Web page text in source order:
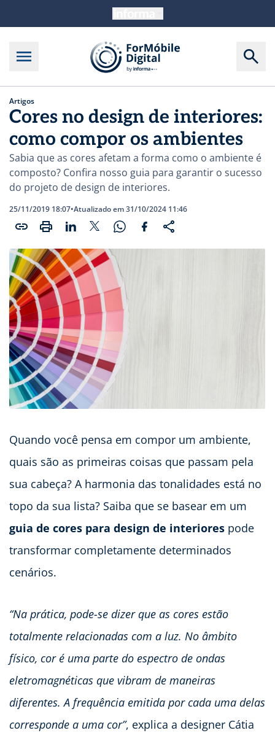
Artigos
Cores no design de interiores:
como compor os ambientes
Sabia que as cores afetam a forma como o ambiente é
composto? Confira nosso guia para garantir o sucesso
do projeto de design de interiores.
25/11/2019 18:07•Atualizado em 31/10/2024 11:46
Quando você pensa em compor um ambiente,
quais são as primeiras coisas que passam pela
sua cabeça? A harmonia das tonalidades está no
topo da sua lista? Saiba que se basear em um
guia de cores para design de interiores pode
transformar completamente determinados
cenários.
“Na prática, pode-se dizer que as cores estão
totalmente relacionadas com a luz. No âmbito
físico, cor é uma parte do espectro de ondas
eletromagnéticas que vibram de maneiras
diferentes. A frequência emitida por cada uma delas
corresponde a uma cor”, explica a designer Cátia